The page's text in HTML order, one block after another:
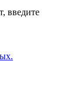
введите